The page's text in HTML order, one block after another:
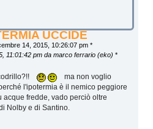
UCCIDE
14, 2015, 10:26:07 pm *
11:01:42 pm da marco ferrario (eko) *
ma non voglio
l'ipotermia è il nemico peggiore
acque fredde, vado perciò oltre
di Nolby e di Santino.